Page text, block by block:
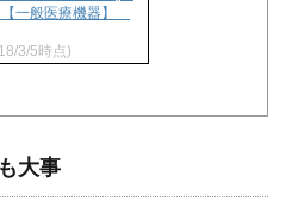
一般医療機器】
3/5時点)
大事